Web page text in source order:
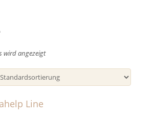
wird angezeigt